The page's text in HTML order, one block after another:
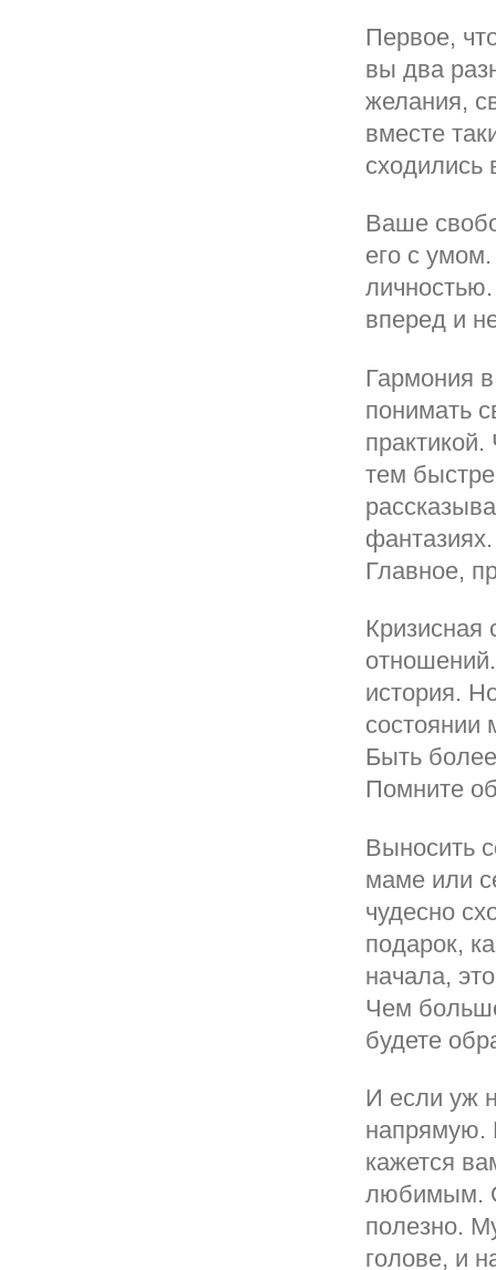
Первое,
вы два
желания,
вместе
сходились
Ваше
его с
вперед и
Гармония в
понимать
тем
Главное,
Кризисная
история.
состоянии
Быть
Помните
Выносить
маме или
чудесно
подарок,
начала,
Чем
будете
И если уж
напрямую.
кажется
любимым.
полезно.
голове, и